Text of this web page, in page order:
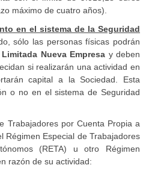
máximo de cuatro años).
en el sistema de la Seguridad
sólo las personas físicas podrán
Nueva Empresa y deben
si realizarán una actividad en
capital a la Sociedad. Esta
o no en el sistema de Seguridad
Trabajadores por Cuenta Propia a
Régimen Especial de Trabajadores
(RETA) u otro Régimen
razón de su actividad: